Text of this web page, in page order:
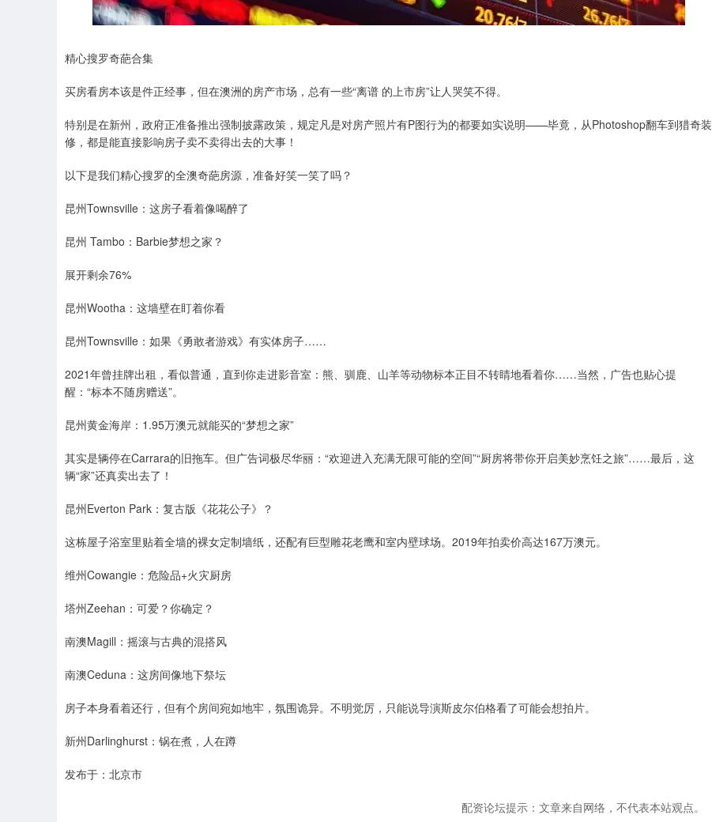
精心搜罗奇葩合集
买房看房本该是件正经事，但在澳洲的房产市场，总有一些“离谱 的上市房”让人哭笑不得。
特别是在新州，政府正准备推出强制披露政策，规定凡是对房产照片有P图行为的都要如实说明——毕竟，从Photoshop翻车到猎奇装
修，都是能直接影响房子卖不卖得出去的大事！
以下是我们精心搜罗的全澳奇葩房源，准备好笑一笑了吗？
昆州Townsville：这房子看着像喝醉了
昆州 Tambo：Barbie梦想之家？
展开剩余76%
昆州Wootha：这墙壁在盯着你看
昆州Townsville：如果《勇敢者游戏》有实体房子……
2021年曾挂牌出租，看似普通，直到你走进影音室：熊、驯鹿、山羊等动物标本正目不转睛地看着你……当然，广告也贴心提
醒：“标本不随房赠送”。
昆州黄金海岸：1.95万澳元就能买的“梦想之家”
其实是辆停在Carrara的旧拖车。但广告词极尽华丽：“欢迎进入充满无限可能的空间”“厨房将带你开启美妙烹饪之旅”……最后，这
辆“家”还真卖出去了！
昆州Everton Park：复古版《花花公子》？
这栋屋子浴室里贴着全墙的裸女定制墙纸，还配有巨型雕花老鹰和室内壁球场。2019年拍卖价高达167万澳元。
维州Cowangie：危险品+火灾厨房
塔州Zeehan：可爱？你确定？
南澳Magill：摇滚与古典的混搭风
南澳Ceduna：这房间像地下祭坛
房子本身看着还行，但有个房间宛如地牢，氛围诡异。不明觉厉，只能说导演斯皮尔伯格看了可能会想拍片。
新州Darlinghurst：锅在煮，人在蹲
发布于：北京市
配资论坛提示：文章来自网络，不代表本站观点。